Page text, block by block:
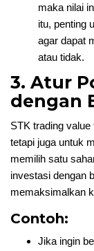
maka nilai
itu, penting
agar dapat
atau tidak.
3. Atur
dengan
STK trading
tetapi juga untuk
memilih satu
investasi dengan
memaksimalkan
Contoh:
Jika ingin